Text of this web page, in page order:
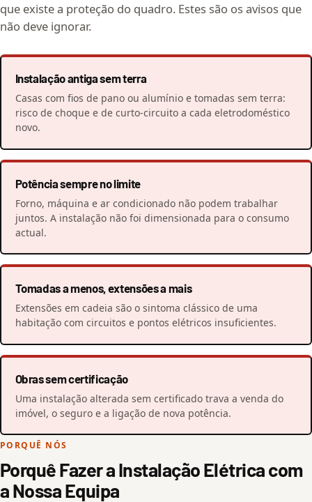
que existe a proteção do quadro. Estes são os avisos que
não deve ignorar.
Instalação antiga sem terra
Casas com fios de pano ou alumínio e tomadas sem terra:
risco de choque e de curto-circuito a cada eletrodoméstico
novo.
Potência sempre no limite
Forno, máquina e ar condicionado não podem trabalhar
juntos. A instalação não foi dimensionada para o consumo
actual.
Tomadas a menos, extensões a mais
Extensões em cadeia são o sintoma clássico de uma
habitação com circuitos e pontos elétricos insuficientes.
Obras sem certificação
Uma instalação alterada sem certificado trava a venda do
imóvel, o seguro e a ligação de nova potência.
PORQUÊ NÓS
Porquê Fazer a Instalação Elétrica com
a Nossa Equipa